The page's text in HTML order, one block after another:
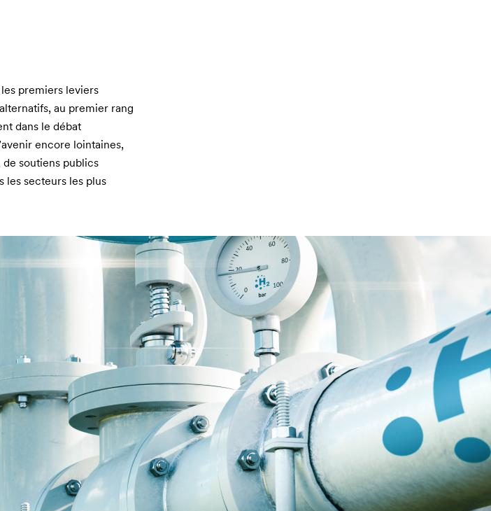
premiers leviers
au premier rang
dans le débat
encore lointaines,
soutiens publics
les secteurs les plus